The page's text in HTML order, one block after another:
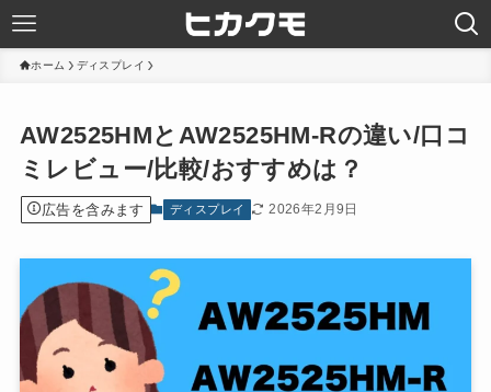
ホーム ディスプレイ
AW2525HMとAW2525HM-Rの違い/口コ
ミレビュー/比較/おすすめは？
広告を含みます ディスプレイ 2026年2月9日